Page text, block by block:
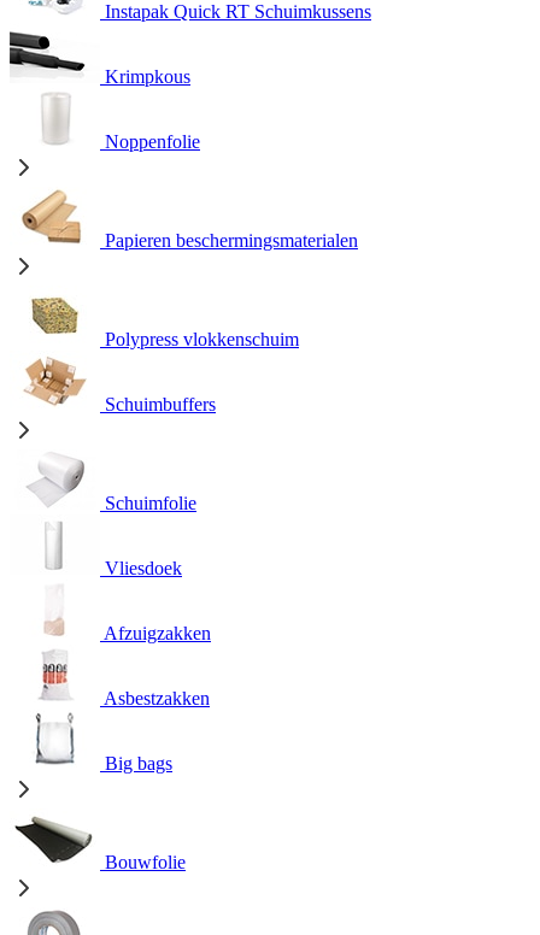
Instapak Quick RT Schuimkussens
Krimpkous
Noppenfolie
Papieren beschermingsmaterialen
Polypress vlokkenschuim
Schuimbuffers
Schuimfolie
Vliesdoek
Afzuigzakken
Asbestzakken
Big bags
Bouwfolie